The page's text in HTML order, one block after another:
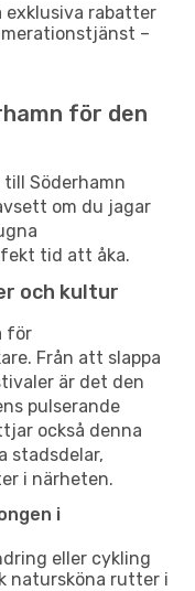
exklusiva rabatter
–
för den
Söderhamn
om du jagar
tid att åka.
och kultur
för
Från att slappa
är det den
pulserande
också denna
stadsdelar,
i närheten.
i
eller cykling
natursköna rutter i